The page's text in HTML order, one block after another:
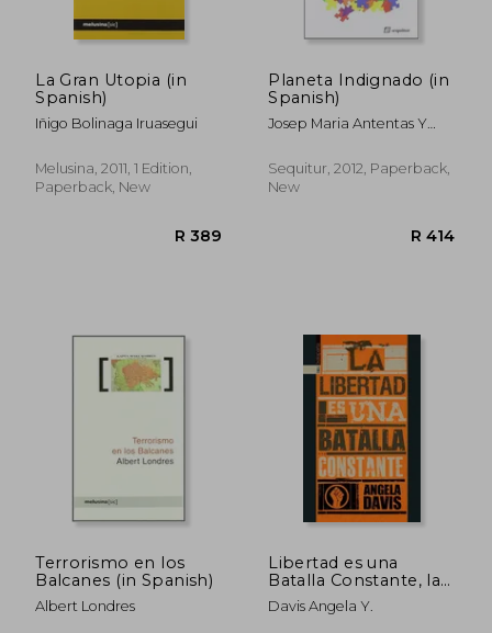
La Gran Utopia (in
Spanish)
Iñigo Bolinaga Iruasegui
Melusina, 2011, 1 Edition,
Paperback, New
Planeta Indignado (in
Spanish)
Josep Maria Antentas Y
Sequitur, 2012, Paperback,
New
Terrorismo en los
Balcanes (in Spanish)
Albert Londres
Libertad es una
Batalla Constante, la
(in Spanish)
Davis Angela Y.